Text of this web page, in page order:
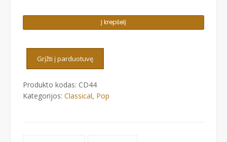
kiekis:
Į krepšelį
Grįžti į parduotuvę
Produkto kodas: CD44
Kategorijos: Classical, Pop